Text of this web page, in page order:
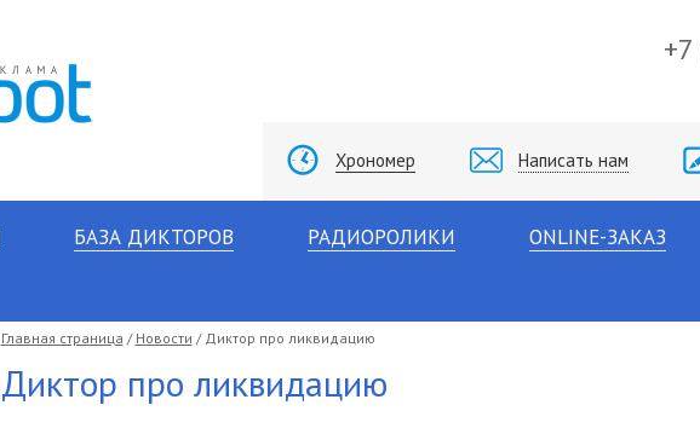
+7
Хрономер Написать нам
БАЗА ДИКТОРОВ РАДИОРОЛИКИ
ONLINE-ЗАКАЗ
Главная страница / Новости / Диктор про ликвидацию
Диктор про ликвидацию